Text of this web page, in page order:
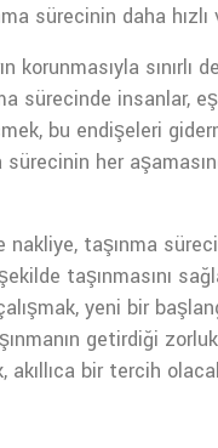
sürecinin daha
korunmasıyla
sürecinde insanlar,
bu endişeleri
her
nakliye, taşınma
taşınmasını
yeni bir
getirdiği
bir tercih